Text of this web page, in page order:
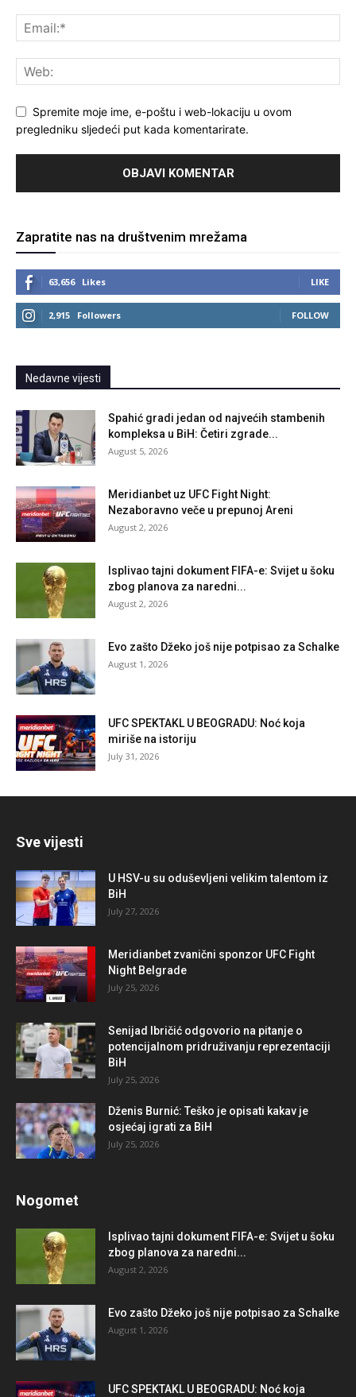
Spremite moje ime, e-poštu i web-lokaciju u ovom
pregledniku sljedeći put kada komentarirate.
Zapratite nas na društvenim mrežama
63,656 Likes LIKE
2,915 Followers FOLLOW
Nedavne vijesti
Spahić gradi jedan od najvećih stambenih
kompleksa u BiH: Četiri zgrade...
August 5, 2026
Meridianbet uz UFC Fight Night:
Nezaboravno veče u prepunoj Areni
August 2, 2026
Isplivao tajni dokument FIFA-e: Svijet u šoku
zbog planova za naredni...
August 2, 2026
Evo zašto Džeko još nije potpisao za Schalke
August 1, 2026
UFC SPEKTAKL U BEOGRADU: Noć koja
miriše na istoriju
July 31, 2026
Sve vijesti
U HSV-u su oduševljeni velikim talentom iz
BiH
July 27, 2026
Meridianbet zvanični sponzor UFC Fight
Night Belgrade
July 25, 2026
Senijad Ibričić odgovorio na pitanje o
potencijalnom pridruživanju reprezentaciji
BiH
July 25, 2026
Dženis Burnić: Teško je opisati kakav je
osjećaj igrati za BiH
July 25, 2026
Nogomet
Isplivao tajni dokument FIFA-e: Svijet u šoku
zbog planova za naredni...
August 2, 2026
Evo zašto Džeko još nije potpisao za Schalke
August 1, 2026
UFC SPEKTAKL U BEOGRADU: Noć koja